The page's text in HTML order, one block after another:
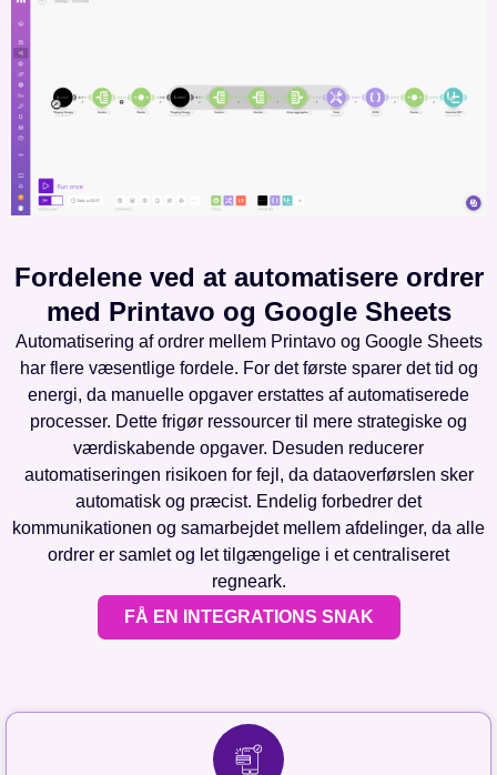
Fordelene ved at automatisere ordrer
med Printavo og Google Sheets
Automatisering af ordrer mellem Printavo og Google Sheets
har flere væsentlige fordele. For det første sparer det tid og
energi, da manuelle opgaver erstattes af automatiserede
processer. Dette frigør ressourcer til mere strategiske og
værdiskabende opgaver. Desuden reducerer
automatiseringen risikoen for fejl, da dataoverførslen sker
automatisk og præcist. Endelig forbedrer det
kommunikationen og samarbejdet mellem afdelinger, da alle
ordrer er samlet og let tilgængelige i et centraliseret
regneark.
FÅ EN INTEGRATIONS SNAK